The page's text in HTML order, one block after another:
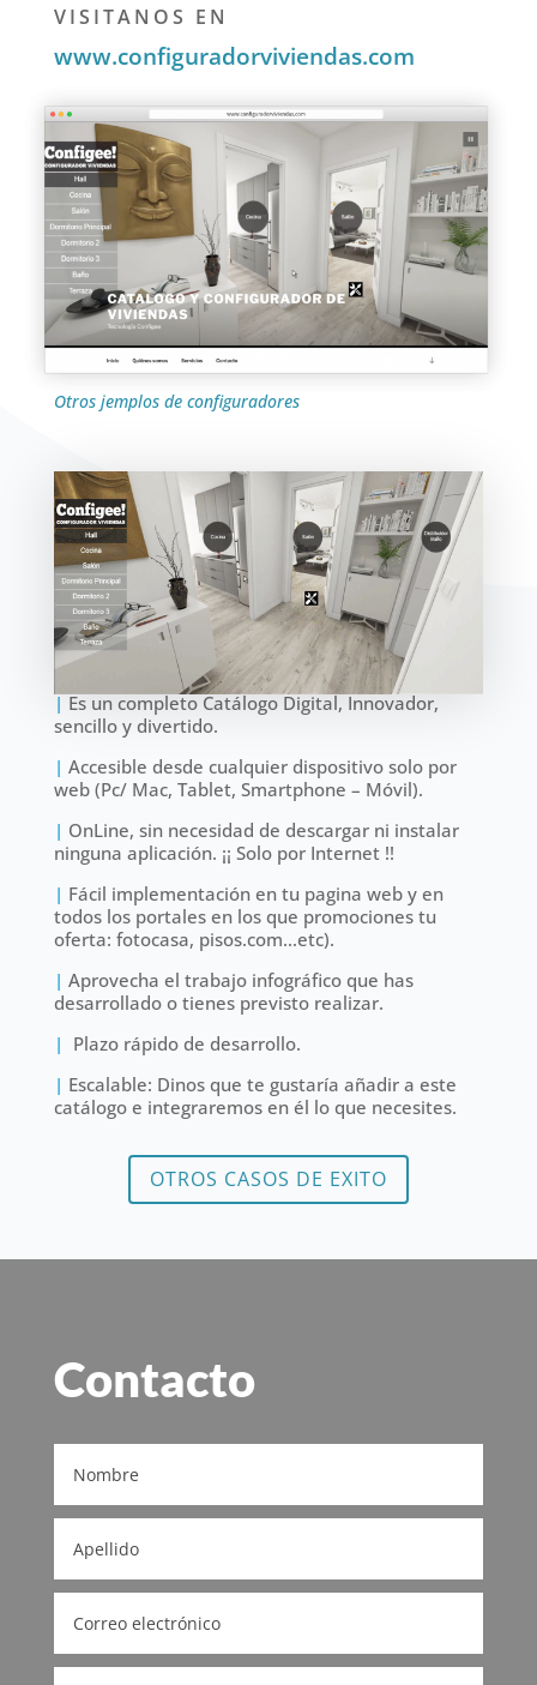
VISITANOS EN
www.configuradorviviendas.com
Otros jemplos de configuradores
| Es un completo Catálogo Digital, Innovador,
sencillo y divertido.
| Accesible desde cualquier dispositivo solo por
web (Pc/ Mac, Tablet, Smartphone – Móvil).
| OnLine, sin necesidad de descargar ni instalar
ninguna aplicación. ¡¡ Solo por Internet !!
| Fácil implementación en tu pagina web y en
todos los portales en los que promociones tu
oferta: fotocasa, pisos.com…etc).
| Aprovecha el trabajo infográfico que has
desarrollado o tienes previsto realizar.
| Plazo rápido de desarrollo.
| Escalable: Dinos que te gustaría añadir a este
catálogo e integraremos en él lo que necesites.
OTROS CASOS DE EXITO
Contacto